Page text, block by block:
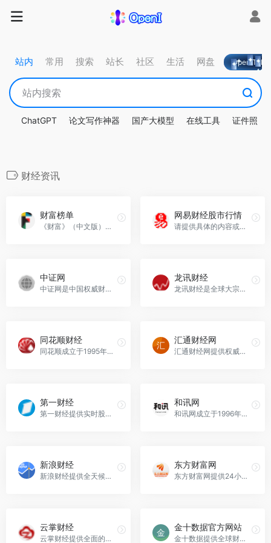
站内 常用 搜索 站长 社区 生活 网盘 OpeniTab
ChatGPT 论文写作神器 国产大模型 在线工具 证件照
财经资讯
财富榜单
《财富》（中文版）致力于成为一本由中国人撰写、为中国人讲述中国故事的出版物。
网易财经股市行情
请提供具体的内容或数据，我将帮助您提炼成简短的一句话。
中证网
中证网是中国权威财经证券资讯网站，提供全面的证券、股票、基金等金融市场信息。
龙讯财经
龙讯财经是全球大宗商品资讯平台，提供贵金属、原油、外汇、股市等领域的最新消息与专业分析，促进投资者交流。
同花顺财经
同花顺成立于1995年，为用户提供全面的财经资讯和全球金融市场行情，涵盖股票、基金、期货等多种金融产品。
汇通财经网
汇通财经网提供权威的外汇实时行情、财经数据、交易系统及分析软件，助力外汇交易与投资。
第一财经
第一财经提供实时股市行情、经济动态、金融政策及专家分析，涵盖多种财经节目与直播内容。
和讯网
和讯网成立于1996年，是中国财经领域的领军网站，提供全面的财经资讯和全球金融市场行情，涵盖股票、基金、外汇等多种金融信息。
新浪财经
新浪财经提供全天候的财经资讯和全球金融市场报价，涵盖股票、债券、基金等多种金融服务。
东方财富网
东方财富网提供24小时财经资讯和全球金融市场报价，涵盖股票、基金、债券等多领域的综合财经信息。
云掌财经
云掌财经提供全面的财经新闻与资讯，涵盖股市、理财、金融市场动态，全天候7×24小时更新，助您更好理解财经世界。
金十数据官方网站
金十数据提供全球财经资讯和图形化数据解读，实时发布重要经济数据，帮助用户快速掌握市场动态。